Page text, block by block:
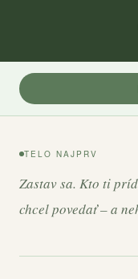
TELO NAJPRV
Zastav sa. Kto ti
chcel povedať – a